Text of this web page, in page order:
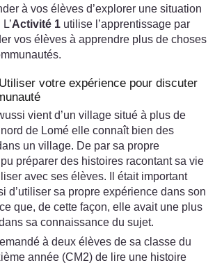
à vos élèves d’explorer une situation
Activité 1 utilise l’apprentissage par
vos élèves à apprendre plus de choses
votre expérience pour discuter
vient d’un village situé à plus de
de Lomé elle connaît bien des
un village. De par sa propre
préparer des histoires racontant sa vie
avec ses élèves. Il était important
d’utiliser sa propre expérience dans son
que, de cette façon, elle avait une plus
sa connaissance du sujet.
à deux élèves de sa classe du
année (CM2) de lire une histoire